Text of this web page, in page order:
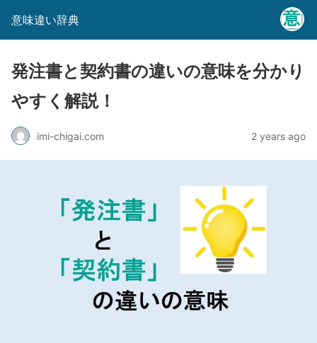
意味違い辞典
発注書と契約書の違いの意味を分かり
やすく解説！
imi-chigai.com 2 years ago